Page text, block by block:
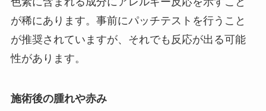
が稀にあります。事前にパッチテストを行うこと
が推奨されていますが、それでも反応が出る可能
性があります。
施術後の腫れや赤み